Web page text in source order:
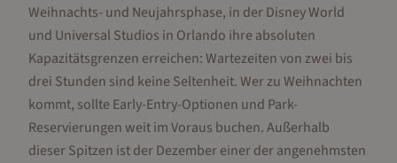
Weihnachts- und Neujahrsphase, in der Disney World
und Universal Studios in Orlando ihre absoluten
Kapazitätsgrenzen erreichen: Wartezeiten von zwei bis
drei Stunden sind keine Seltenheit. Wer zu Weihnachten
kommt, sollte Early-Entry-Optionen und Park-
Reservierungen weit im Voraus buchen. Außerhalb
dieser Spitzen ist der Dezember einer der angenehmsten